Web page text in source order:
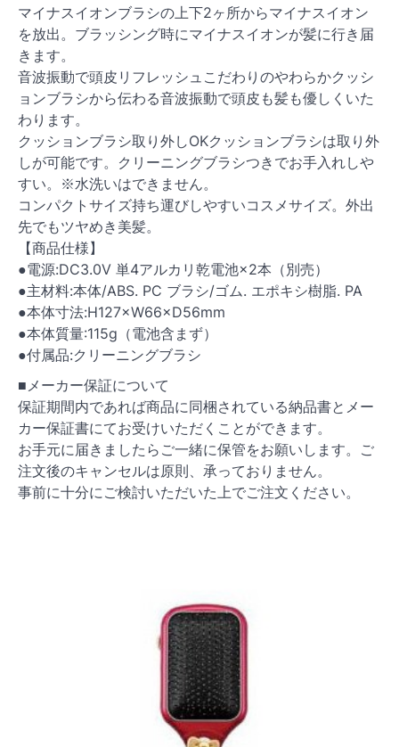
マイナスイオンブラシの上下2ヶ所からマイナスイオン
を放出。ブラッシング時にマイナスイオンが髪に行き届
きます。
音波振動で頭皮リフレッシュこだわりのやわらかクッシ
ョンブラシから伝わる音波振動で頭皮も髪も優しくいた
わります。
クッションブラシ取り外しOKクッションブラシは取り外
しが可能です。クリーニングブラシつきでお手入れしや
すい。※水洗いはできません。
コンパクトサイズ持ち運びしやすいコスメサイズ。外出
先でもツヤめき美髪。
【商品仕様】
●電源:DC3.0V 単4アルカリ乾電池×2本（別売）
●主材料:本体/ABS. PC ブラシ/ゴム. エポキシ樹脂. PA
●本体寸法:H127×W66×D56mm
●本体質量:115g（電池含まず）
●付属品:クリーニングブラシ
■メーカー保証について
保証期間内であれば商品に同梱されている納品書とメー
カー保証書にてお受けいただくことができます。
お手元に届きましたらご一緒に保管をお願いします。ご
注文後のキャンセルは原則、承っておりません。
事前に十分にご検討いただいた上でご注文ください。